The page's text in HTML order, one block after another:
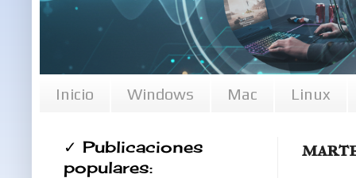
Inicio Windows Mac Linux
✓ Publicaciones
populares: